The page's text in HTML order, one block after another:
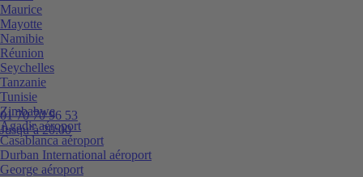
01 70 70 96 53
Jusqu’à 20:00
Maurice
Mayotte
Namibie
Réunion
Seychelles
Tanzanie
Tunisie
Zimbabwe
Agadir aéroport
Casablanca aéroport
Durban International aéroport
George aéroport